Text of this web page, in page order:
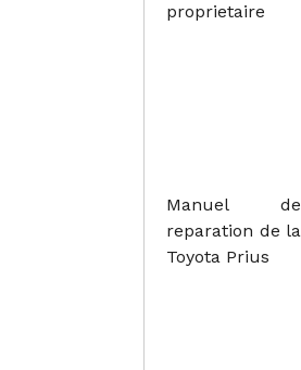
proprietaire
Manuel de
reparation de la
Toyota Prius